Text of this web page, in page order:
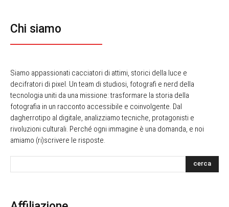
Chi siamo
Siamo appassionati cacciatori di attimi, storici della luce e
decifratori di pixel. Un team di studiosi, fotografi e nerd della
tecnologia uniti da una missione: trasformare la storia della
fotografia in un racconto accessibile e coinvolgente. Dal
dagherrotipo al digitale, analizziamo tecniche, protagonisti e
rivoluzioni culturali. Perché ogni immagine è una domanda, e noi
amiamo (ri)scrivere le risposte.
cerca